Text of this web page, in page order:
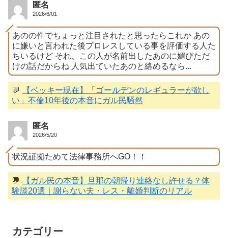
匿名
2026/6/01
あのの件でちょっと注目されたと思ったらこれか あの
に嫌いと言われた後プロレスしている事を評価する人た
ちいるけど それ、この人が名前出したあのに媚びただ
けの話だからね 人気出ていたあのと絡めるなら...
💬
【ベッキー現在】「ゴールデンのレギュラーが欲し
い」不倫10年後の本音にガル民騒然
匿名
2026/5/20
状況証拠ためて法律事務所へGO！！
💬
【ガル民の本音】旦那の朝帰り連絡なし許せる？体
験談20選｜謝らない夫・レス・離婚判断のリアル
カテゴリー